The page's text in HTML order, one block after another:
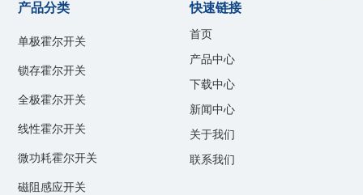
产品分类
单极霍尔开关
锁存霍尔开关
全极霍尔开关
线性霍尔开关
微功耗霍尔开关
磁阻感应开关
快速链接
首页
产品中心
下载中心
新闻中心
关于我们
联系我们